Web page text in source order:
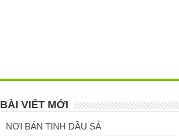
BÀI VIẾT MỚI
NƠI BÁN TINH DẦU SẢ